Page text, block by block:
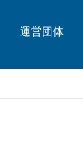
運営団体